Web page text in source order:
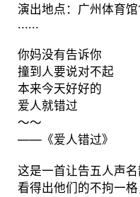
演出地点：广州体育馆
......
你妈没有告诉你
撞到人要说对不起
本来今天好好的
爱人就错过
～～
——《爱人错过》
这是一首让告五人声
看得出他们的不拘一格